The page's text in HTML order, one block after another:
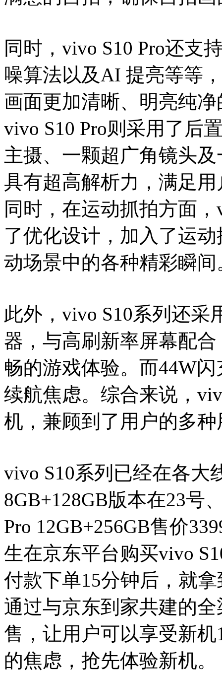
同时，vivo S10 Pro还支
噪算法以及AI 提亮等等
画面更加清晰、明亮纯
vivo S10 Pro则采用了后
主摄、一颗超广角镜头
具有超高解析力，满足
同时，在运动抓拍方面
了优化设计，加入了运
动场景中的各种精彩瞬间
此外，vivo S10系列还采
器，与高刷新率屏幕配
畅的游戏体验。而44W
续航焦虑。综合来说，
机，兼顾到了用户的多
vivo S10系列已经在各大
8GB+128GB版本在23号
Pro 12GB+256GB售价
生在京东平台购买vivo
付款下单15分钟后，就
通过与京东到家共建的
售，让用户可以享受新
的焦虑，抢先体验新机。